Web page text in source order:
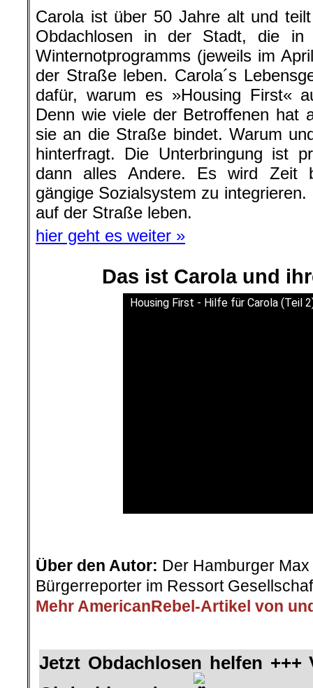
Carola ist über 50 Jahre alt und
Obdachlosen in der Stadt, die
Winternotprogramms (jeweils im
der Straße leben. Carola´s
dafür, warum es »Housing First«
Denn wie viele der Betroffenen hat
sie an die Straße bindet. Warum
hinterfragt. Die Unterbringung ist
dann alles Andere. Es wird Zeit
gängige Sozialsystem zu
auf der Straße leben.
hier geht es weiter »
Das ist Carola und
Housing First - Hilfe für Carola (Teil
Über den Autor: Der Hamburger
Bürgerreporter im Ressort
Mehr AmericanRebel-Artikel von
Jetzt Obdachlosen helfen +++